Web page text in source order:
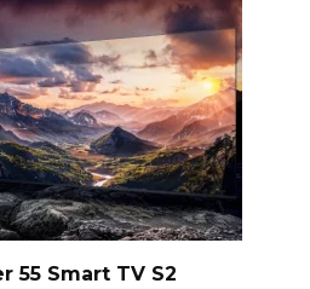
55 Smart TV S2